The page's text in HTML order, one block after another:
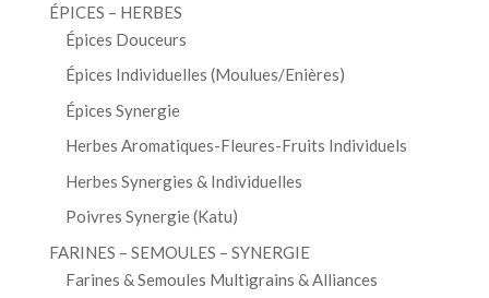
ÉPICES – HERBES
Épices Douceurs
Épices Individuelles (Moulues/Enières)
Épices Synergie
Herbes Aromatiques-Fleures-Fruits Individuels
Herbes Synergies & Individuelles
Poivres Synergie (Katu)
FARINES – SEMOULES – SYNERGIE
Farines & Semoules Multigrains & Alliances